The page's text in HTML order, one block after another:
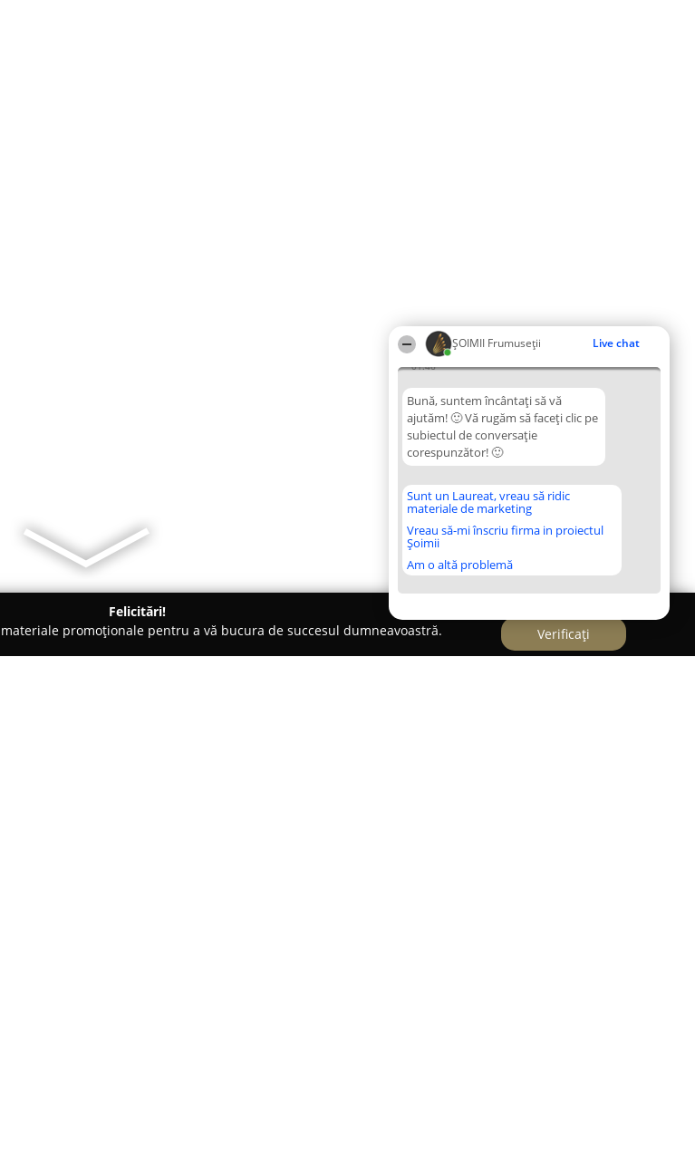
ȘOIMII Frumuseții Live chat
01:46
Bună, suntem încântați să vă
ajutăm! 🙂 Vă rugăm să faceți clic pe
subiectul de conversație
corespunzător! 🙂
Sunt un Laureat, vreau să ridic
materiale de marketing
Vreau să-mi înscriu firma in proiectul
Șoimii
Am o altă problemă
Felicitări!
promoționale pentru a vă bucura de succesul dumneavoastră.
Verificați